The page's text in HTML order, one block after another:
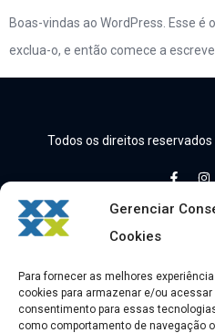
Gerenciar
Cookies
Para fornecer as melhores
cookies para armazenar e/ou
consentimento para essas
como comportamento de navegação
Boas-vindas ao WordPress. Esse é
exclua-o, e então comece a
Todos os direitos
Feito com ❤️ por